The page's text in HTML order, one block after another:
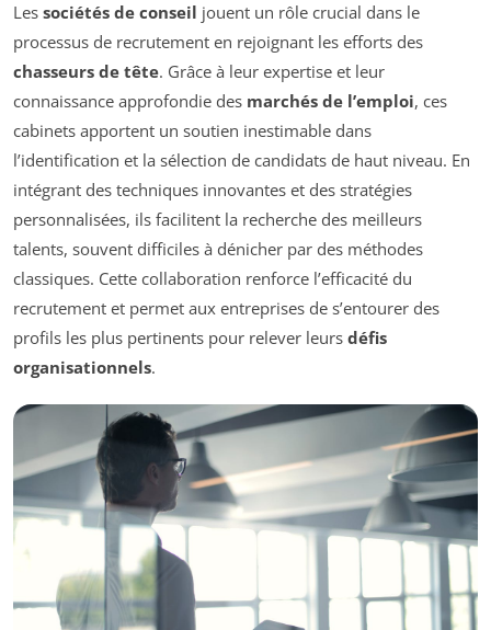
Les sociétés de conseil jouent un rôle crucial dans le
processus de recrutement en rejoignant les efforts des
chasseurs de tête. Grâce à leur expertise et leur
connaissance approfondie des marchés de l’emploi, ces
cabinets apportent un soutien inestimable dans
l’identification et la sélection de candidats de haut niveau. En
intégrant des techniques innovantes et des stratégies
personnalisées, ils facilitent la recherche des meilleurs
talents, souvent difficiles à dénicher par des méthodes
classiques. Cette collaboration renforce l’efficacité du
recrutement et permet aux entreprises de s’entourer des
profils les plus pertinents pour relever leurs défis
organisationnels.